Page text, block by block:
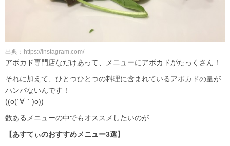
出典：https://instagram.com/
アボカド専門店なだけあって、メニューにアボカドがたっくさん！
それに加えて、ひとつひとつの料理に含まれているアボカドの量が
ハンパないんです！
((o(´∀｀)o))
数あるメニューの中でもオススメしたいのが…
【あすてぃのおすすめメニュー3選】